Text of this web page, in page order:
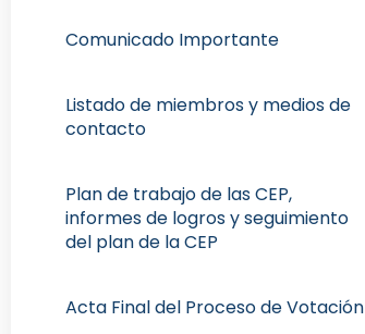
Comunicado Importante
Listado de miembros y medios de
contacto
Plan de trabajo de las CEP,
informes de logros y seguimiento
del plan de la CEP
Acta Final del Proceso de Votación